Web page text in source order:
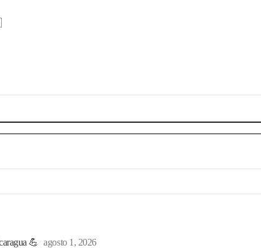
💪 agosto 1, 2026